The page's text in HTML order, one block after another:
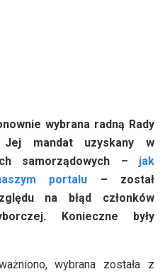
wybrana radną Rady
mandat uzyskany w
samorządowych – jak
portalu – został
na błąd członków
Konieczne były
wybrana została z